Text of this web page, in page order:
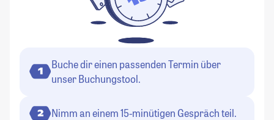
1
Buche dir einen passenden Termin über
unser Buchungstool.
2 Nimm an einem 15-minütigen Gespräch teil.